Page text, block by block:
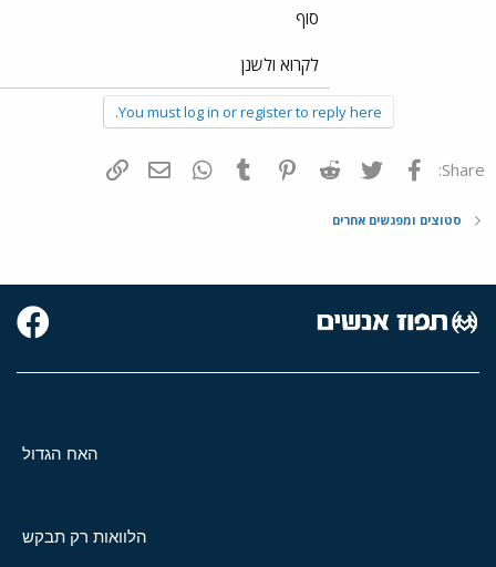
סוף
לקרוא ולשנן
You must log in or register to reply here.
Share: פייסבוק Twitter
Reddit
Pinterest
Tumblr
WhatsAppדואר אלקטרוני
סטוצים ומפגשים אחרים
האח הגדול
הלוואות רק תבקש